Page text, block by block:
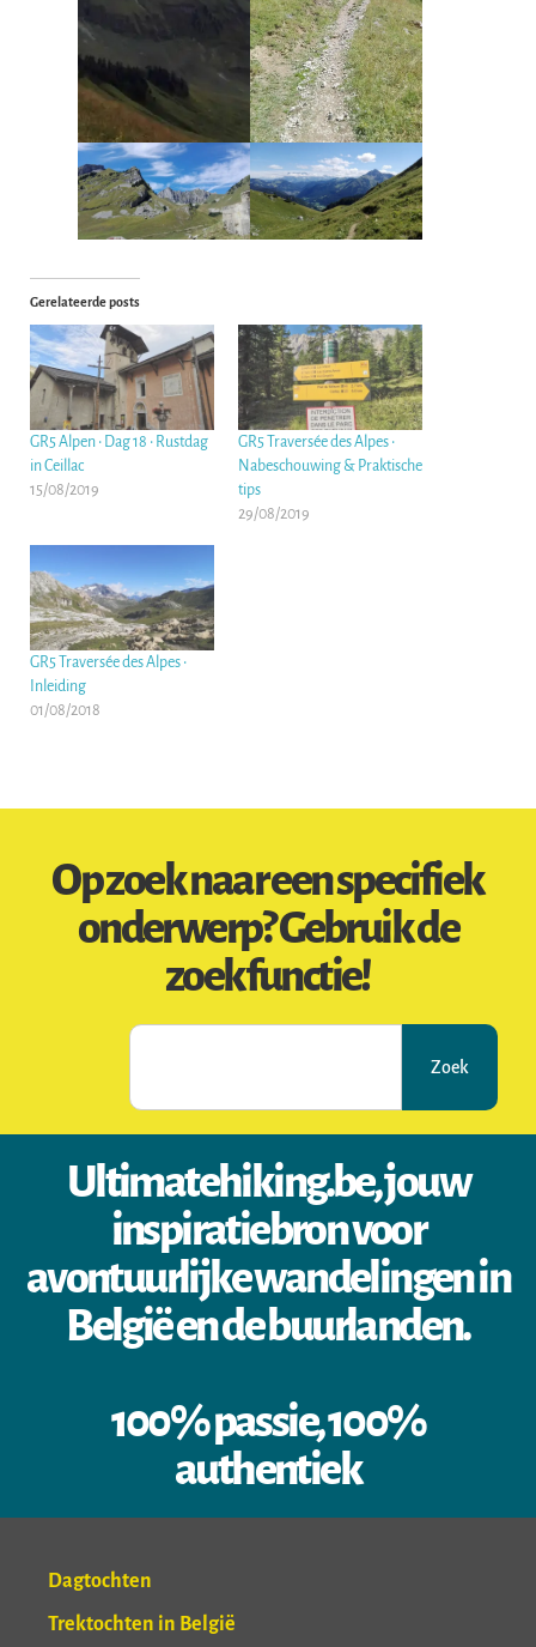
Gerelateerde posts
GR5 Alpen • Dag 18 • Rustdag
in Ceillac
15/08/2019
GR5 Traversée des Alpes •
Nabeschouwing & Praktische
tips
29/08/2019
GR5 Traversée des Alpes •
Inleiding
01/08/2018
Op zoek naar een specifiek
onderwerp? Gebruik de
zoekfunctie!
Zoek
Ultimatehiking.be, jouw
inspiratiebron voor
avontuurlijke wandelingen in
België en de buurlanden.
100% passie, 100%
authentiek
Dagtochten
Trektochten in België